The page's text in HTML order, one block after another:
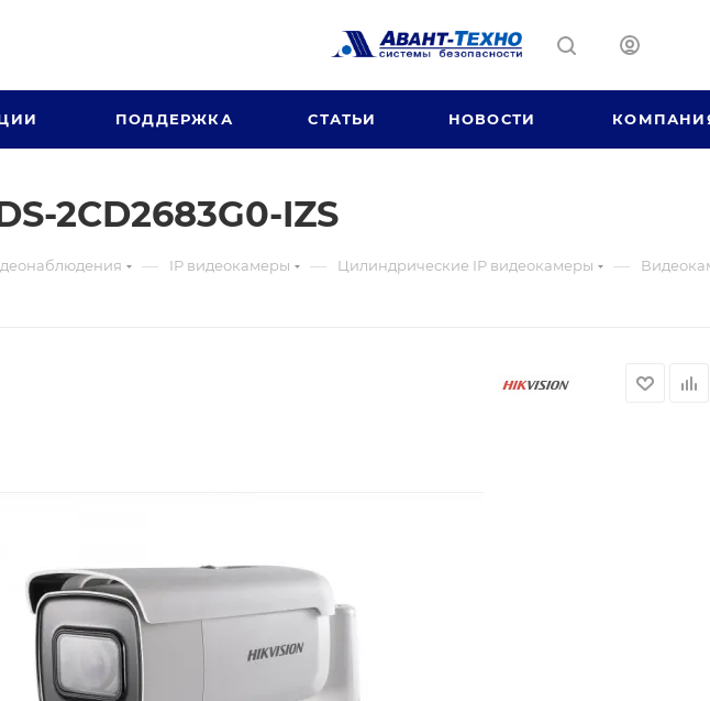
ПОДДЕРЖКА СТАТЬИ НОВОСТИ
2CD2683G0-IZS
— IP видеокамеры — Цилиндрические IP видеокамеры —